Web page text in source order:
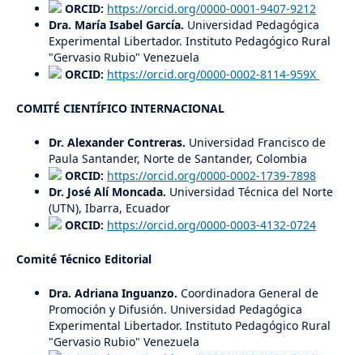
ORCID: https://orcid.org/0000-0001-9407-9212
Dra. María Isabel García. Universidad Pedagógica
Experimental Libertador. Instituto Pedagógico Rural
"Gervasio Rubio" Venezuela
ORCID: https://orcid.org/0000-0002-8114-959X
COMITÉ CIENTÍFICO INTERNACIONAL
Dr. Alexander Contreras. Universidad Francisco de
Paula Santander, Norte de Santander, Colombia
ORCID: https://orcid.org/0000-0002-1739-7898
Dr. José Alí Moncada. Universidad Técnica del Norte
(UTN), Ibarra, Ecuador
ORCID: https://orcid.org/0000-0003-4132-0724
Comité Técnico Editorial
Dra. Adriana Inguanzo. Coordinadora General de
Promoción y Difusión. Universidad Pedagógica
Experimental Libertador. Instituto Pedagógico Rural
"Gervasio Rubio" Venezuela